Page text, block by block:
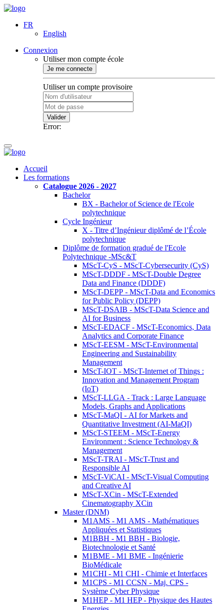
FR
English
Connexion
Utiliser mon compte école
Je me connecte
Utiliser un compte provisoire
Valider
Error:
Accueil
Les formations
Catalogue 2026 - 2027
Bachelor
BX - Bachelor of Science de l'Ecole
polytechnique
Cycle Ingénieur
X - Titre d’Ingénieur diplômé de l’École
polytechnique
Diplôme de formation gradué de l'Ecole
Polytechnique -MSc&T
MScT-CyS - MScT-Cybersecurity (CyS)
MScT-DDDF - MScT-Double Degree
Data and Finance (DDDF)
MScT-DEPP - MScT-Data and Economics
for Public Policy (DEPP)
MScT-DSAIB - MScT-Data Science and
AI for Business
MScT-EDACF - MScT-Economics, Data
Analytics and Corporate Finance
MScT-EESM - MScT-Environmental
Engineering and Sustainability
Management
MScT-IOT - MScT-Internet of Things :
Innovation and Management Program
(IoT)
MScT-LLGA - Track : Large Language
Models, Graphs and Applications
MScT-MaQI - AI for Markets and
Quantitative Investment (AI-MaQI)
MScT-STEEM - MScT-Energy
Environment : Science Technology &
Management
MScT-TRAI - MScT-Trust and
Responsible AI
MScT-ViCAI - MScT-Visual Computing
and Creative AI
MScT-XCin - MScT-Extended
Cinematography XCin
Master (DNM)
M1AMS - M1 AMS - Mathématiques
Appliquées et Statistiques
M1BBH - M1 BBH - Biologie,
Biotechnologie et Santé
M1BME - M1 BME - Ingénierie
BioMédicale
M1CHI - M1 CHI - Chimie et Interfaces
M1CPS - M1 CCSN - Maj. CPS -
Système Cyber Physique
M1HEP - M1 HEP - Physique des Hautes